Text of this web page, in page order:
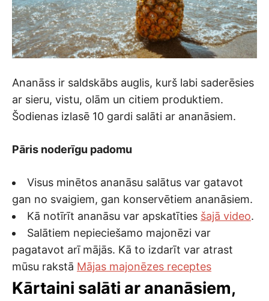
Ananāss ir saldskābs auglis, kurš labi saderēsies
ar sieru, vistu, olām un citiem produktiem.
Šodienas izlasē 10 gardi salāti ar ananāsiem.
Pāris noderīgu padomu
Visus minētos ananāsu salātus var gatavot
gan no svaigiem, gan konservētiem ananāsiem.
Kā notīrīt ananāsu var apskatīties šajā video.
Salātiem nepieciešamo majonēzi var
pagatavot arī mājās. Kā to izdarīt var atrast
mūsu rakstā Mājas majonēzes receptes
Kārtaini salāti ar ananāsiem,